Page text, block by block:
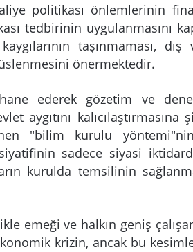
politikası önlemlerinin
tedbirinin uygulanmasını
taşınmaması,
önermektedir.
ederek gözetim ve
aygıtını kalıcılaştırmasına
"bilim kurulu
sadece siyasi
kurulda temsilinin
emeği ve halkın geniş
krizin, ancak bu